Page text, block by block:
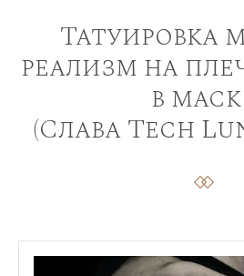
Татуировка
реализм на
в
(Слава Tech